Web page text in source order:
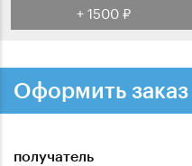
+ 1500 ₽
Оформить заказ
получатель